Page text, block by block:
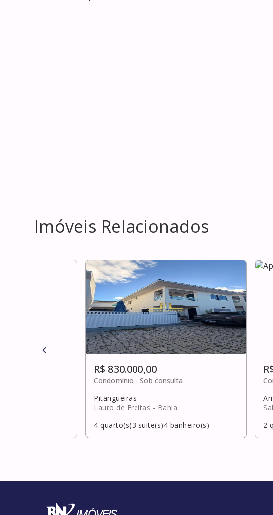
Imóveis Relacionados
R$ 830.000,00
Condomínio -Sob consulta
Pitangueiras
Lauro de Freitas - Bahia
4 quarto(s)3 suite(s)4 banheiro(s)
2